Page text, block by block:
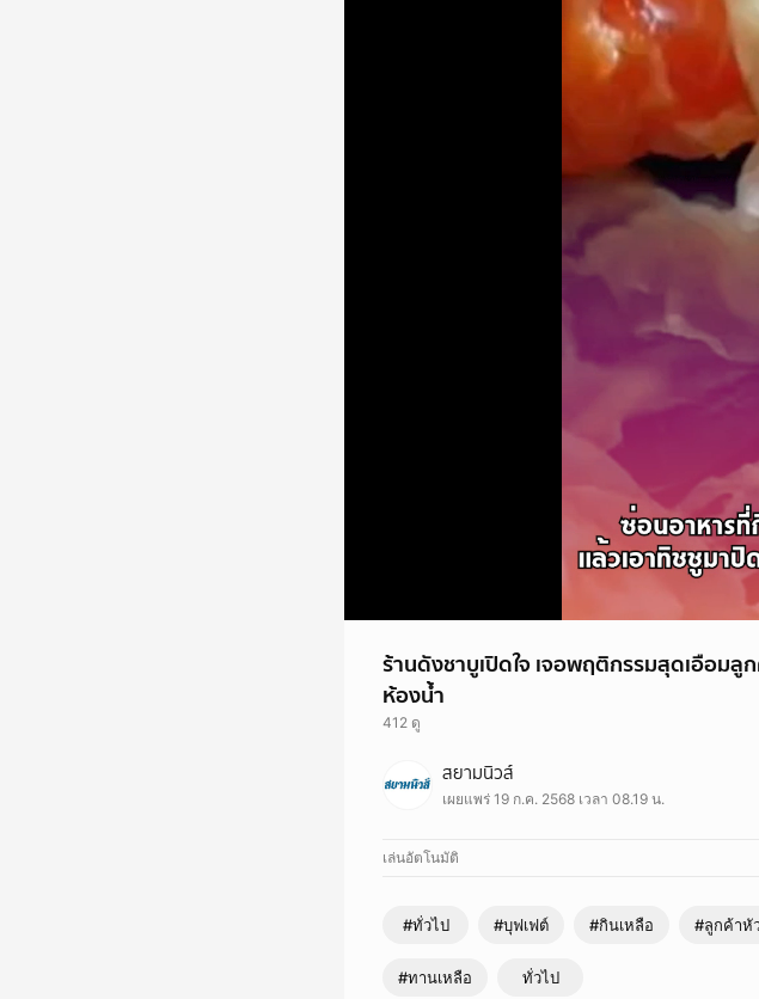
ร้านดังชาบูเปิดใจ เจอพฤติกรรมสุดเอือม
ห้องน้ำ
412 ดู
แบบบุฟเฟต์สยามนิวส์
เผยแพร่ 19 ก.ค. 2568 เวลา 08.19 น.
เล่นอัตโนมัติ
#ทั่วไป #บุฟเฟต์ #กินเหลือ #ลูกค้าหั
#ทานเหลือ ทั่วไป